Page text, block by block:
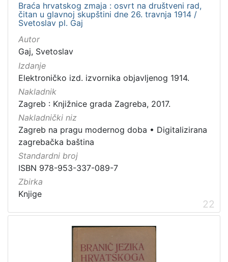
Braća hrvatskog zmaja : osvrt na društveni rad,
čitan u glavnoj skupštini dne 26. travnja 1914 /
Svetoslav pl. Gaj
Autor
Gaj, Svetoslav
Izdanje
Elektroničko izd. izvornika objavljenog 1914.
Nakladnik
Zagreb : Knjižnice grada Zagreba, 2017.
Nakladnički niz
Zagreb na pragu modernog doba • Digitalizirana
zagrebačka baština
Standardni broj
ISBN 978-953-337-089-7
Zbirka
Knjige
22